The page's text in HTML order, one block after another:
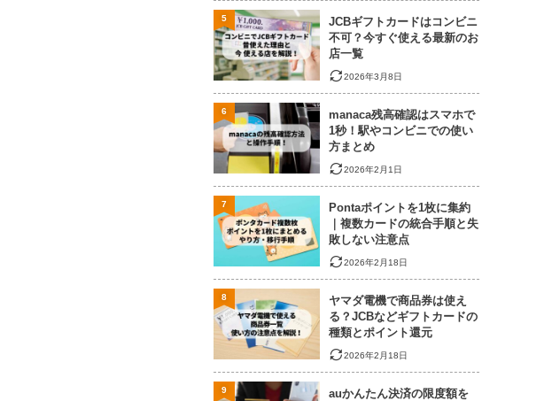
JCBギフトカードはコンビニ
不可？今すぐ使える最新のお
店一覧
2026年3月8日
5
manaca残高確認はスマホで
1秒！駅やコンビニでの使い
方まとめ
2026年2月1日
6
Pontaポイントを1枚に集約
｜複数カードの統合手順と失
敗しない注意点
2026年2月18日
7
ヤマダ電機で商品券は使え
る？JCBなどギフトカードの
種類とポイント還元
2026年2月18日
8
auかんたん決済の限度額を
9